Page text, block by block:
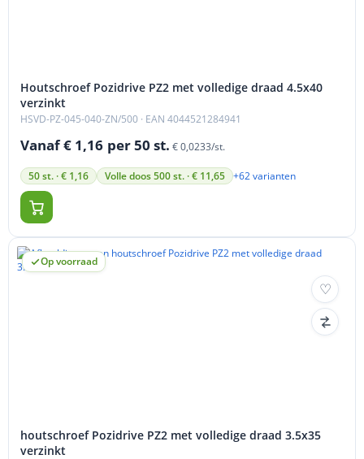
Houtschroef Pozidrive PZ2 met volledige draad 4.5x40
verzinkt
HSVD-PZ-045-040-ZN/500 · EAN 4044521284941
Vanaf € 1,16 per 50 st. € 0,0233/st.
50 st. · € 1,16 Volle doos 500 st. · € 11,65 +62 varianten
Op voorraad
houtschroef Pozidrive PZ2 met volledige draad 3.5x35
verzinkt